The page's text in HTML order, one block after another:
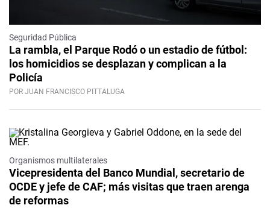
Seguridad Pública
La rambla, el Parque Rodó o un estadio de fútbol:
los homicidios se desplazan y complican a la
Policía
POR JUAN FRANCISCO PITTALUGA
Organismos multilaterales
Vicepresidenta del Banco Mundial, secretario de
OCDE y jefe de CAF; más visitas que traen arenga
de reformas